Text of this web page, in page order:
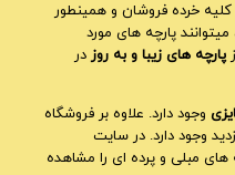
کلیه خرده فروشان و همینطور
پارچه های مورد
پارچه های زیبا و به روز در
وجود دارد. علاوه بر فروشگاه
وجود دارد. در سایت
مبلی و پرده ای را مشاهده